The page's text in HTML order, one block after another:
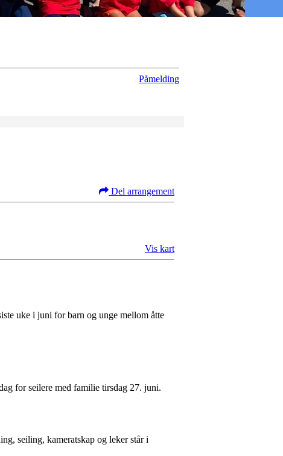
Påmelding
Del arrangement
Vis kart
uke i juni for barn og unge mellom åtte
for seilere med familie tirsdag 27. juni.
seiling, kameratskap og leker står i